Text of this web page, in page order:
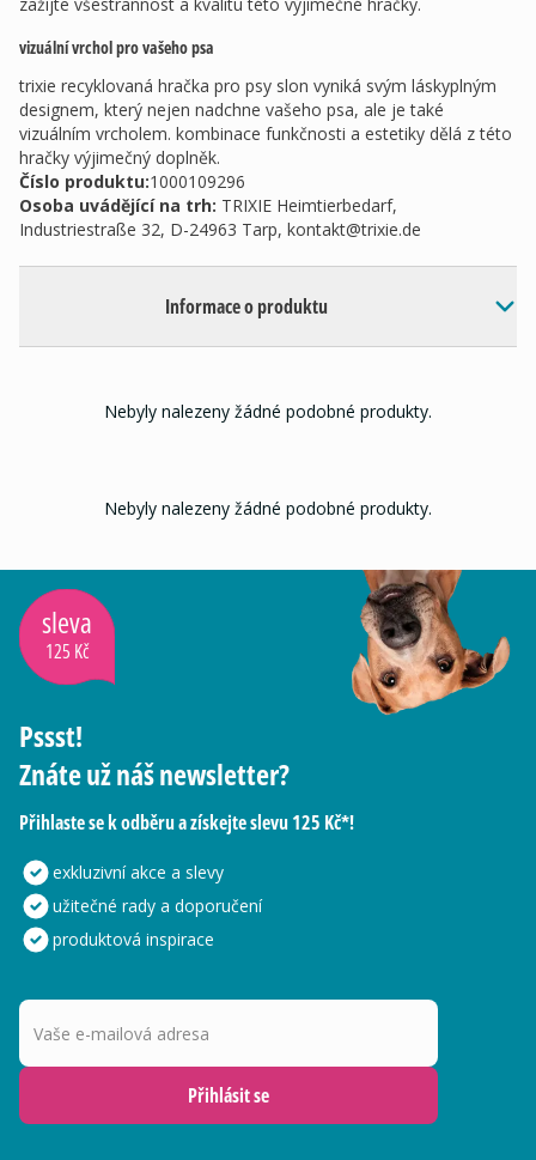
vizuální vrchol pro vašeho psa
trixie recyklovaná hračka pro psy slon vyniká svým láskyplným
designem, který nejen nadchne vašeho psa, ale je také
vizuálním vrcholem. kombinace funkčnosti a estetiky dělá z této
hračky výjimečný doplněk.
Číslo produktu:1000109296
Osoba uvádějící na trh: TRIXIE Heimtierbedarf,
Industriestraße 32, D-24963 Tarp, kontakt@trixie.de
Informace o produktu
Nebyly nalezeny žádné podobné produkty.
Nebyly nalezeny žádné podobné produkty.
sleva
125 Kč
Pssst!
Znáte už náš newsletter?
Přihlaste se k odběru a získejte slevu 125 Kč*!
exkluzivní akce a slevy
užitečné rady a doporučení
produktová inspirace
Vaše e-mailová adresa
Přihlásit se